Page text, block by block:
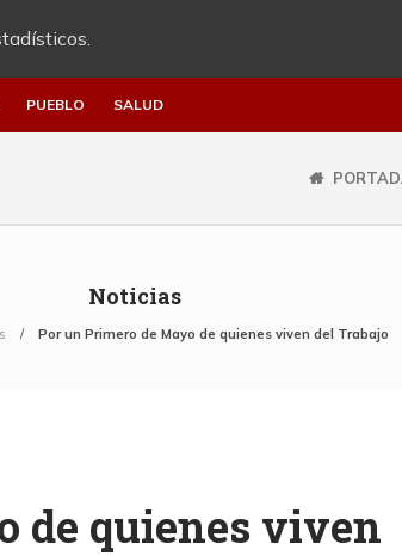
PUEBLO SALUD
Noticias
Por un Primero de Mayo de quienes viven del Trabajo
de quienes viven